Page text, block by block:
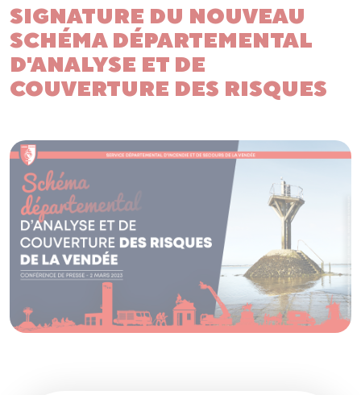
SIGNATURE DU NOUVEAU
SCHÉMA DÉPARTEMENTAL
D'ANALYSE ET DE
COUVERTURE DES RISQUES